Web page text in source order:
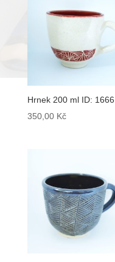
Hrnek 200 ml ID: 1666
350,00 Kč